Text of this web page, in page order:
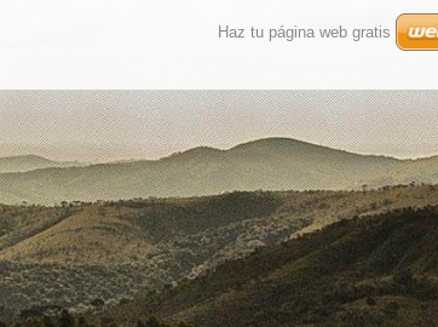
Haz tu página web gratis